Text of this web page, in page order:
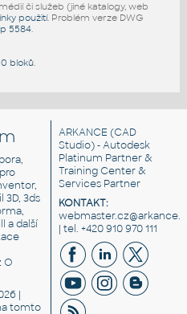
či služeb (jiné katalogy, web
použití. Problém verze DWG
5584.
bloků.
3D, 3ds
a další
O
|
tomto
ARKANCE (CAD
Studio) - Autodesk
Platinum Partner &
Training Center &
Services Partner
KONTAKT:
| tel. +420 910 970 111